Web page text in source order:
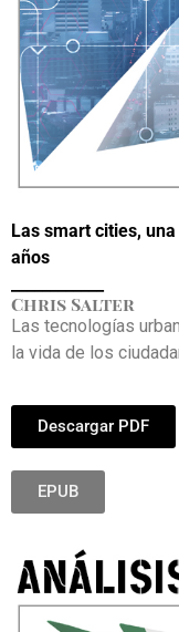
Las smart cities,
años
Chris Salter
Las tecnologías
la vida de los
Descargar PDF
EPUB